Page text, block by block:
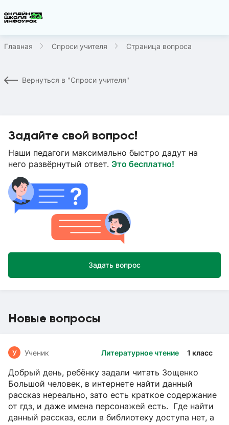
Главная Спроси учителя Страница вопроса
Вернуться в "Спроси учителя"
Задайте свой вопрос!
Наши педагоги максимально быстро дадут на
него развёрнутый ответ. Это бесплатно!
Задать вопрос
Новые вопросы
Литературное чтение 1 класс
У Ученик
Добрый день, ребёнку задали читать Зощенко
Большой человек, в интернете найти данный
рассказ нереально, зато есть краткое содержание
от гдз, и даже имена персонажей есть. Где найти
данный рассказ, если в библиотеку доступа нет, а